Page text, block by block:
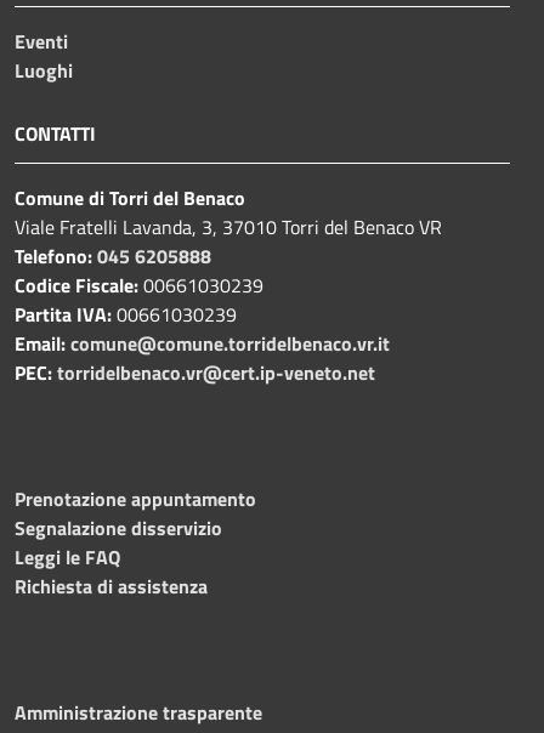
Eventi
Luoghi
CONTATTI
Comune di Torri del Benaco
Viale Fratelli Lavanda, 3, 37010 Torri del Benaco VR
Telefono:045 6205888
Codice Fiscale:00661030239
Partita IVA:00661030239
Email:comune@comune.torridelbenaco.vr.it
PEC:torridelbenaco.vr@cert.ip-veneto.net
Prenotazione appuntamento
Segnalazione disservizio
Leggi le FAQ
Richiesta di assistenza
Amministrazione trasparente